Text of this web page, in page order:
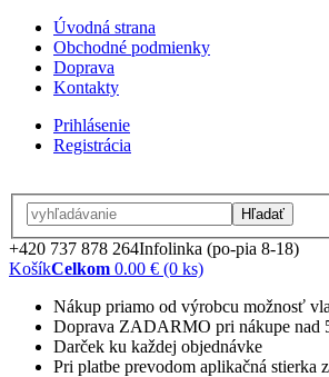
Úvodná strana
Obchodné podmienky
Doprava
Kontakty
Prihlásenie
Registrácia
Hľadať
+420 737 878 264Infolinka (po-pia 8-18)
KošíkCelkom 0.00 € (0 ks)
Nákup priamo od výrobcu možnosť
Doprava ZADARMO pri nákupe nad
Darček ku každej objednávke
Pri platbe prevodom aplikačná stierka